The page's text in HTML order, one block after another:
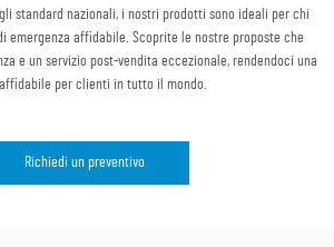
standard nazionali, i nostri prodotti sono ideali per chi
emergenza affidabile. Scoprite le nostre proposte che
e un servizio post-vendita eccezionale, rendendoci una
per clienti in tutto il mondo.
Richiedi un preventivo